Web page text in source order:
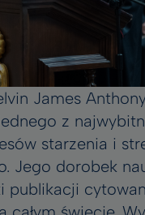
James
z
starzenia i
Jego dorobek
publikacji